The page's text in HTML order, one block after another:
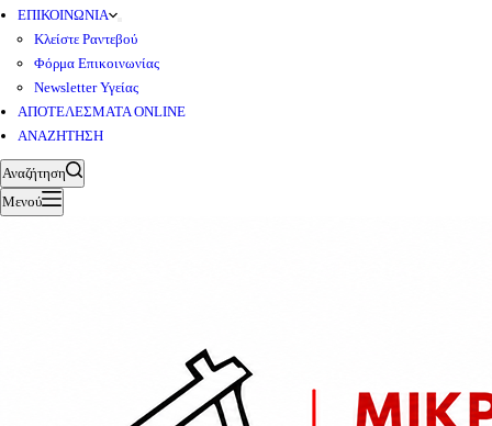
ΕΠΙΚΟΙΝΩΝΙΑ
Κλείστε Ραντεβού
Φόρμα Επικοινωνίας
Newsletter Υγείας
ΑΠΟΤΕΛΕΣΜΑΤΑ ONLINE
ΑΝΑΖΗΤΗΣΗ
Αναζήτηση
Μενού